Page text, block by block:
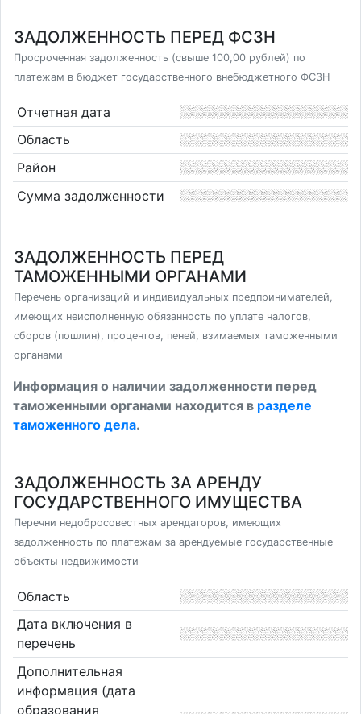
ЗАДОЛЖЕННОСТЬ ПЕРЕД ФСЗН
Просроченная задолженность (свыше 100,00 рублей) по
платежам в бюджет государственного внебюджетного ФСЗН
Отчетная дата
Область
Район
Сумма задолженности
ЗАДОЛЖЕННОСТЬ ПЕРЕД
ТАМОЖЕННЫМИ ОРГАНАМИ
Перечень организаций и индивидуальных предпринимателей,
имеющих неисполненную обязанность по уплате налогов,
сборов (пошлин), процентов, пеней, взимаемых таможенными
органами
Информация о наличии задолженности перед
таможенными органами находится в разделе
таможенного дела.
ЗАДОЛЖЕННОСТЬ ЗА АРЕНДУ
ГОСУДАРСТВЕННОГО ИМУЩЕСТВА
Перечни недобросовестных арендаторов, имеющих
задолженность по платежам за арендуемые государственные
объекты недвижимости
Область
Дата включения в
перечень
Дополнительная
информация (дата
образования